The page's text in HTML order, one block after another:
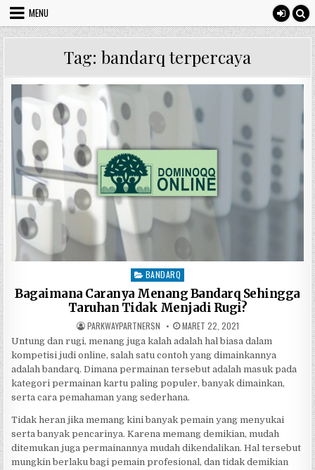
Skip
content
MENU
Tag: bandarq terpercaya
Posted
in
BANDARQ
Bagaimana Caranya Menang Bandarq Sehingga
Taruhan Tidak Menjadi Rugi?
AUTHOR:
PARKWAYPARTNERSN PUBLISHED
DATE:
MARET 22, 2021
Untung dan rugi, menang juga kalah adalah hal biasa dalam
kompetisi judi online, salah satu contoh yang dimainkannya
adalah bandarq. Dimana permainan tersebut adalah masuk pada
kategori permainan kartu paling populer, banyak dimainkan,
serta cara pemahaman yang sederhana.
Tidak heran jika memang kini banyak pemain yang menyukai
serta banyak pencarinya. Karena memang demikian, mudah
ditemukan juga permainannya mudah dikendalikan. Hal tersebut
mungkin berlaku bagi pemain profesional, dan tidak demikian